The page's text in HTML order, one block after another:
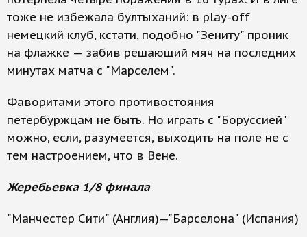
тоже не избежала бултыханий: в play-off
немецкий клуб, кстати, подобно "Зениту" проник
на флажке — забив решающий мяч на последних
минутах матча с "Марселем".
Фаворитами этого противостояния
петербуржцам не быть. Но играть с "Боруссией"
можно, если, разумеется, выходить на поле не с
тем настроением, что в Вене.
Жеребьевка 1/8 финала
"Манчестер Сити" (Англия)—"Барселона" (Испания)